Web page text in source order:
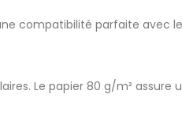
compatibilité parfaite avec
Le papier 80 g/m² assure